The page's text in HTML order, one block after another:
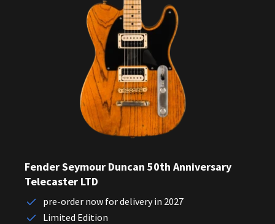
Fender Seymour Duncan 50th Anniversary
Telecaster LTD
pre-order now for delivery in 2027
Limited Edition